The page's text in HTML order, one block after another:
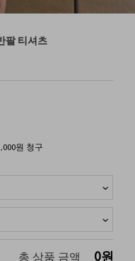
팔 티셔츠
원 청구
총 상품 금액 0원